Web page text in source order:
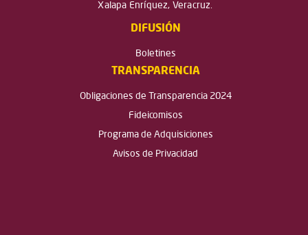
Xalapa Enríquez, Veracruz.
DIFUSIÓN
Boletines
TRANSPARENCIA
Obligaciones de Transparencia 2024
Fideicomisos
Programa de Adquisiciones
Avisos de Privacidad